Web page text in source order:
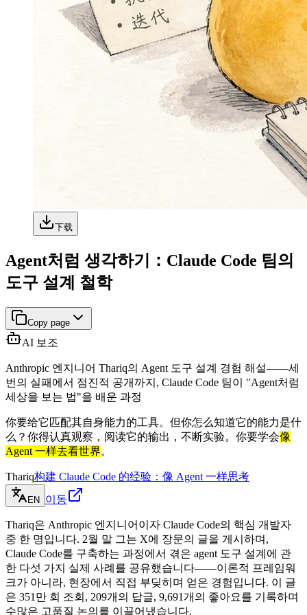
下载
Agent처럼 생각하기：Claude Code 팀의
도구 설계 철학
Copy page
AI 보조
Anthropic 엔지니어 Thariq의 Agent 도구 설계 경험 해설——세
번의 실패에서 점진적 공개까지, Claude Code 팀이 "Agent처럼
세상을 보는 법"을 배운 과정
你要给它匹配其自身能力的工具。但你怎么知道它的能力是什
么？你得认真观察，阅读它的输出，不断实验。你要学会像
Agent 一样去看世界。
Thariq构建 Claude Code 的经验：像 Agent 一样思考
EN 이동
Thariq은 Anthropic 엔지니어이자 Claude Code의 핵심 개발자
중 한 명입니다. 2월 말 그는 X에 장문의 글을 게시하며,
Claude Code를 구축하는 과정에서 겪은 agent 도구 설계에 관
한 다섯 가지 실제 사례를 공유했습니다——이론적 프레임워
크가 아니라, 현장에서 직접 부딪히며 얻은 경험입니다. 이 글
은 351만 회 조회, 209개의 답글, 9,691개의 좋아요를 기록하며
수많은 고품질 논의를 이끌어냈습니다.